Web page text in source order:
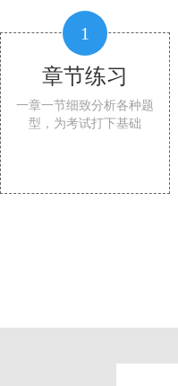
1
章节练习
一章一节细致分析各种题
型，为考试打下基础